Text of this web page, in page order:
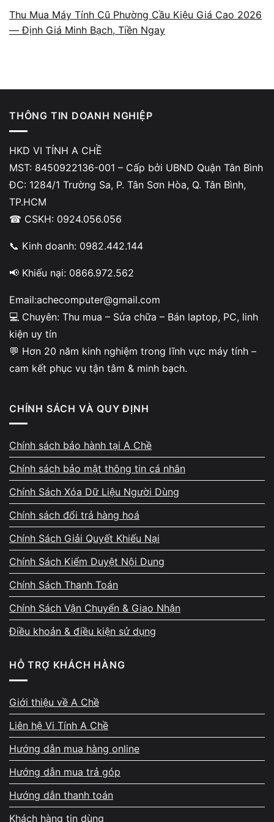
loại RAM và dung lượng. Dưới đây là bảng giá tham khảo
cập nhật tháng 5/2026 tại Vi Tính A Chề:
thuật kiểm tra slot RAM và loại máy. Gọi
miễn phí, không mất phí xem máy
LOẠI RAM DUNG LƯỢNG GIÁ LINH KIỆN
DDR4 2666/3200MHz 8GB 250.000 –
DDR4 2666/3200MHz
DDR4 3200MHz 32GB (2×16GB)
DDR3 1600MHz 4GB / 8GB
DDR5 4800MHz 16GB
LPDDR4X (hàn chết) — Không nâng
🔥 Tháng 5/2026: RAM DDR4 16GB đang giảm
Các yếu tố ảnh hưởng đến giá nâng cấp RAM:
Loại RAM: DDR3 rẻ hơn DDR4, DDR5 cao nhất
Tốc độ bus: 2400 < 2666 < 3200 < 4800MHz
Thương hiệu: Kingston, Samsung, SK Hynix là tier 1
Số khe RAM: 1 khe còn trống (thêm slot) vs thay
mới cả 2
Máy RAM hàn chết (LPDDR): không nâng cấp được
Bảng giá thay linh kiện
Chẩn đoán – Báo lỗi
Thay bàn phím Tháo/lắp, test full phím &
Thay pin
Sửa bản lề/gá
Sửa mainboard Đo đạc, rework IC, xử lý
Thu Mua Máy Tính Cũ Phường Cầu Kiệu Giá Cao 2026
— Định Giá Minh Bạch, Tiền Ngay
THÔNG TIN DOANH NGHIỆP
HKD VI TÍNH A CHỀ
MST: 8450922136-001 – Cấp bởi UBND Quận Tân Bình
ĐC: 1284/1 Trường Sa, P. Tân Sơn Hòa, Q. Tân Bình,
TP.HCM
☎ CSKH: 0924.056.056
📞 Kinh doanh: 0982.442.144
📢 Khiếu nại: 0866.972.562
Email:achecomputer@gmail.com
💻 Chuyên: Thu mua – Sửa chữa – Bán laptop, PC, linh
kiện uy tín
💬 Hơn 20 năm kinh nghiệm trong lĩnh vực máy tính –
cam kết phục vụ tận tâm & minh bạch.
CHÍNH SÁCH VÀ QUY ĐỊNH
Chính sách bảo hành tại A Chề
Chính sách bảo mật thông tin cá nhân
Chính Sách Xóa Dữ Liệu Người Dùng
Chính sách đổi trả hàng hoá
Chính Sách Giải Quyết Khiếu Nại
Chính Sách Kiểm Duyệt Nội Dung
Chính Sách Thanh Toán
Chính Sách Vận Chuyển & Giao Nhận
Điều khoản & điều kiện sử dụng
HỖ TRỢ KHÁCH HÀNG
Giới thiệu về A Chề
Liên hệ Vi Tính A Chề
Hướng dẫn mua hàng online
Hướng dẫn mua trả góp
Hướng dẫn thanh toán
Khách hàng tin dùng